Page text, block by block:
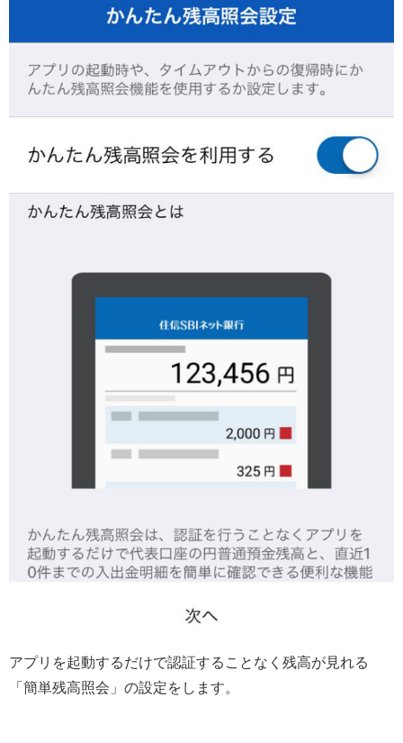
アプリを起動するだけで認証することなく残高が見れる
「簡単残高照会」の設定をします。